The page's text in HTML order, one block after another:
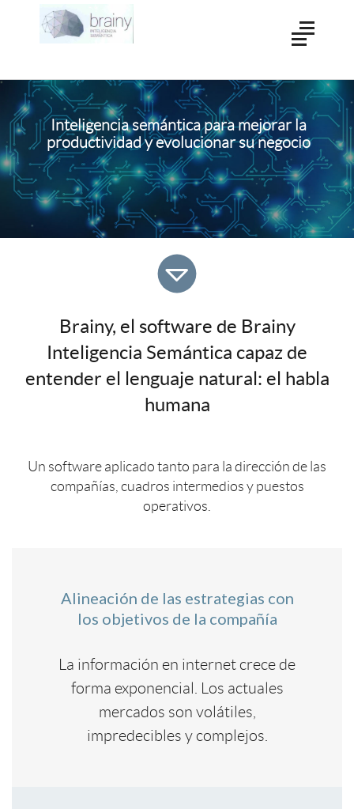
Inteligencia semántica para mejorar la
productividad y evolucionar su negocio
Brainy, el software de Brainy
Inteligencia Semántica capaz de
entender el lenguaje natural: el habla
humana
Un software aplicado tanto para la dirección de las
compañías, cuadros intermedios y puestos
operativos.
Alineación de las estrategias con
los objetivos de la compañía
La información en internet crece de
forma exponencial. Los actuales
mercados son volátiles,
impredecibles y complejos.